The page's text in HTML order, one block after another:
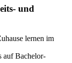
und
lernen im
auf Bachelor-